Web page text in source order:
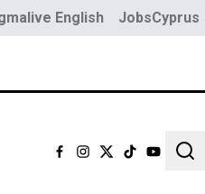
English JobsCyprus